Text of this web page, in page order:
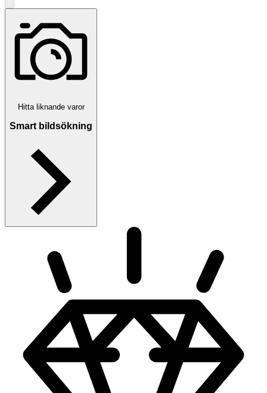
Hitta liknande varor
Smart bildsökning